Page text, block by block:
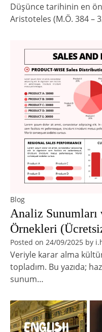
Düşünce tarihinin en
Aristoteles (M.Ö. 384 –
Blog
Analiz Sunumları
Örnekleri
Posted on 24/09/2025 by
Veriyle karar alma
topladım. Bu yazıda;
sunum…